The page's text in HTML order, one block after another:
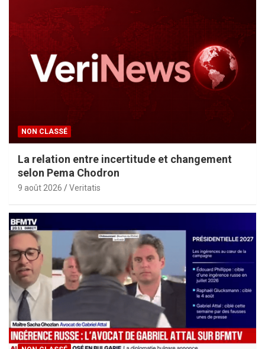
NON CLASSÉ
La relation entre incertitude et changement
selon Pema Chodron
9 août 2026 Veritatis